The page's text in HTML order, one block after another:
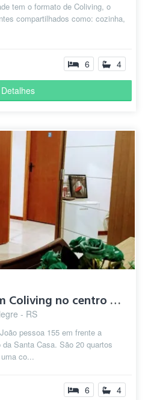
tem o formato de Coliving, o
compartilhados como: cozinha,
6 4
Quarto individual em Coliving no centro de Porto Alegre
- RS
pessoa 155 em frente a
Santa Casa. São 20 quartos
co...
6 4